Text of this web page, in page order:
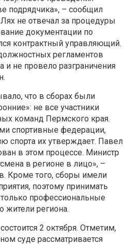
подрядчика», – сообщил
не отвечал за процедуры
документации по
контрактный управляющий.
регламентов
и не провело разграничения
что в сборах были
не все участники
команд Пермского края.
спортивные федерации,
спорта их утверждает. Павел
в этом процессе. Министр
в регионе в лицо», –
Кроме того, сборы имели
поэтому принимать
профессиональные
жители региона.
2 октября. Отметим,
суде рассматривается